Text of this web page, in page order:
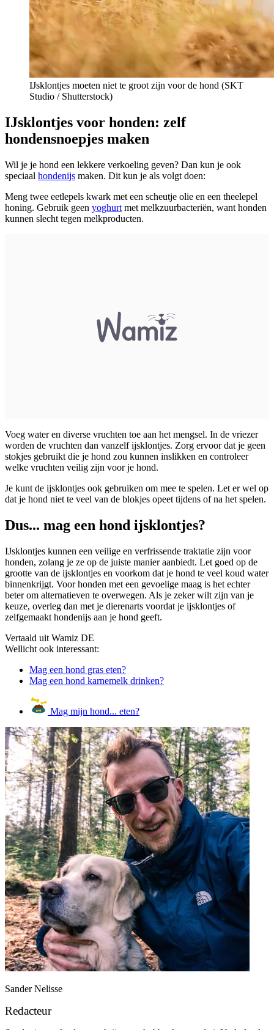
IJsklontjes moeten niet te groot zijn voor de hond (SKT
Studio / Shutterstock)
IJsklontjes voor honden: zelf
hondensnoepjes maken
Wil je je hond een lekkere verkoeling geven? Dan kun je ook
speciaal hondenijs maken. Dit kun je als volgt doen:
Meng twee eetlepels kwark met een scheutje olie en een theelepel
honing. Gebruik geen yoghurt met melkzuurbacteriën, want honden
kunnen slecht tegen melkproducten.
Voeg water en diverse vruchten toe aan het mengsel. In de vriezer
worden de vruchten dan vanzelf ijsklontjes. Zorg ervoor dat je geen
stokjes gebruikt die je hond zou kunnen inslikken en controleer
welke vruchten veilig zijn voor je hond.
Je kunt de ijsklontjes ook gebruiken om mee te spelen. Let er wel op
dat je hond niet te veel van de blokjes opeet tijdens of na het spelen.
Dus... mag een hond ijsklontjes?
IJsklontjes kunnen een veilige en verfrissende traktatie zijn voor
honden, zolang je ze op de juiste manier aanbiedt. Let goed op de
grootte van de ijsklontjes en voorkom dat je hond te veel koud water
binnenkrijgt. Voor honden met een gevoelige maag is het echter
beter om alternatieven te overwegen. Als je zeker wilt zijn van je
keuze, overleg dan met je dierenarts voordat je ijsklontjes of
zelfgemaakt hondenijs aan je hond geeft.
Vertaald uit Wamiz DE
Wellicht ook interessant:
Mag een hond gras eten?
Mag een hond karnemelk drinken?
Mag mijn hond... eten?
Sander Nelisse
Redacteur